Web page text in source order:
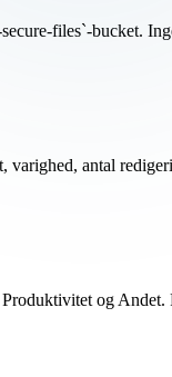
files`-bucket.
varighed, antal
og